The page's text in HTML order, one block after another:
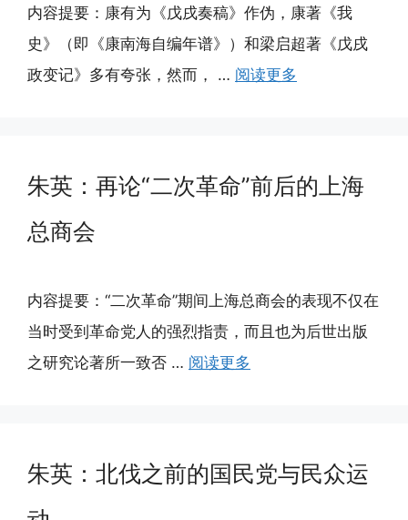
内容提要：康有为《戊戌奏稿》作伪，康著《我
史》（即《康南海自编年谱》）和梁启超著《戊戌
政变记》多有夸张，然而， … 阅读更多
朱英：再论“二次革命”前后的上海
总商会
内容提要：“二次革命”期间上海总商会的表现不仅在
当时受到革命党人的强烈指责，而且也为后世出版
之研究论著所一致否 … 阅读更多
朱英：北伐之前的国民党与民众运